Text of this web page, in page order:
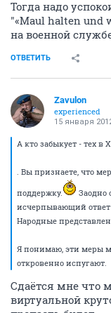
Тогда надо
"«Maul halten und
на военной
ОТВЕТИТЬ
Zavulon
experienced
15 января
А кто забыкует - тех в
. Вы признаете, что
поддержку.
Заодно
исчерпывающий ответ
Народные
Я понимаю, эти меры
откровенно испугают.
Сдаётся мне что
виртуальной